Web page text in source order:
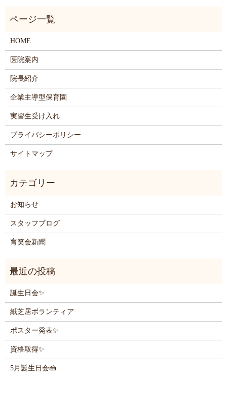
HOME
医院案内
院長紹介
企業主導型保育園
実習生受け入れ
プライバシーポリシー
サイトマップ
お知らせ
スタッフブログ
育笑会新聞
誕生日会✨
紙芝居ボランティア
ポスター発表✨
資格取得✨
5月誕生日会🍰